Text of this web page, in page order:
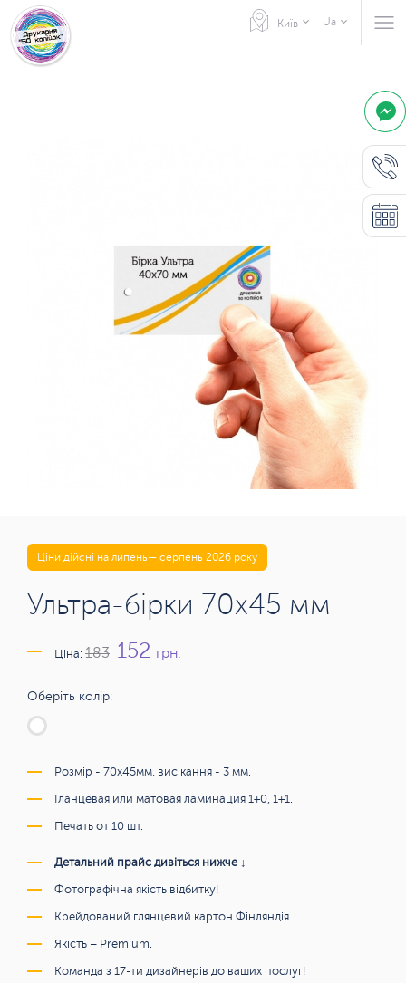
Київ Ua
Ціни дійсні на липень— серпень 2026 року
Ультра-бірки 70х45 мм
Ціна: 183 152 грн.
Оберіть колір:
Розмір - 70х45мм, висікання - 3 мм.
Гланцевая или матовая ламинация 1+0, 1+1.
Печать от 10 шт.
Детальний прайс дивіться нижче ↓
Фотографічна якість відбитку!
Крейдований глянцевий картон Фінляндія.
Якість – Premium.
Команда з 17-ти дизайнерів до ваших послуг!